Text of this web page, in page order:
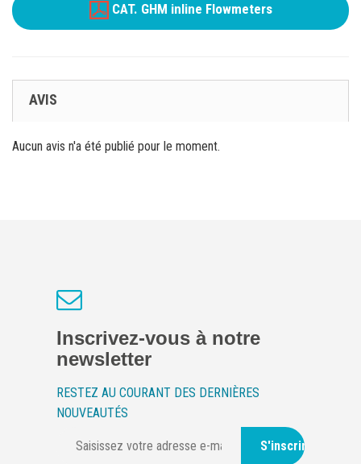
CAT. GHM inline Flowmeters
AVIS
Aucun avis n'a été publié pour le moment.
Inscrivez-vous à notre
newsletter
RESTEZ AU COURANT DES DERNIÈRES
NOUVEAUTÉS
S'inscrire